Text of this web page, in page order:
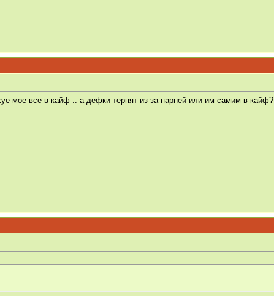
мое все в кайф .. а дефки терпят из за парней или им самим в кайф?